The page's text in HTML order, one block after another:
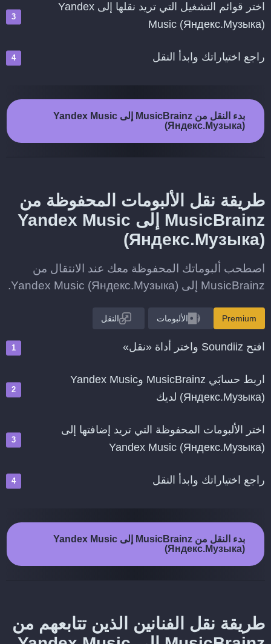
اختر قوائم التشغيل التي تريد نقلها إلى Yandex
Music (Яндекс.Музыка)
راجع اختياراتك وابدأ النقل
بدء النقل من MusicBrainz إلى Yandex Music
(Яндекс.Музыка)
طريقة نقل الألبومات المحفوظة من
MusicBrainz إلى Yandex Music
(Яндекс.Музыка)
اصطحب ألبوماتك المحفوظة معك عند الانتقال من
MusicBrainz إلى Yandex Music (Яндекс.Музыка).
Premium الألبومات النقل
افتح Soundiiz واختر أداة «نقل»
اربط حسابَي MusicBrainz وYandex Music
(Яндекс.Музыка) لديك
اختر الألبومات المحفوظة التي تريد إضافتها إلى
Yandex Music (Яндекс.Музыка)
راجع اختياراتك وابدأ النقل
بدء النقل من MusicBrainz إلى Yandex Music
(Яндекс.Музыка)
طريقة نقل الفنانين الذين تتابعهم من